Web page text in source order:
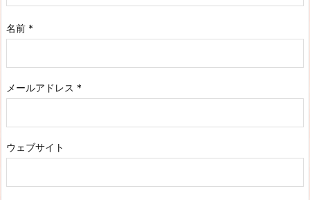
名前 *
メールアドレス *
ウェブサイト